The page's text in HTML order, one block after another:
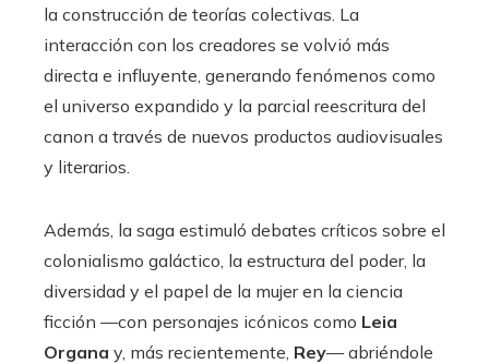
la construcción de teorías colectivas. La
interacción con los creadores se volvió más
directa e influyente, generando fenómenos como
el universo expandido y la parcial reescritura del
canon a través de nuevos productos audiovisuales
y literarios.
Además, la saga estimuló debates críticos sobre el
colonialismo galáctico, la estructura del poder, la
diversidad y el papel de la mujer en la ciencia
ficción —con personajes icónicos como Leia
Organa y, más recientemente, Rey— abriéndole